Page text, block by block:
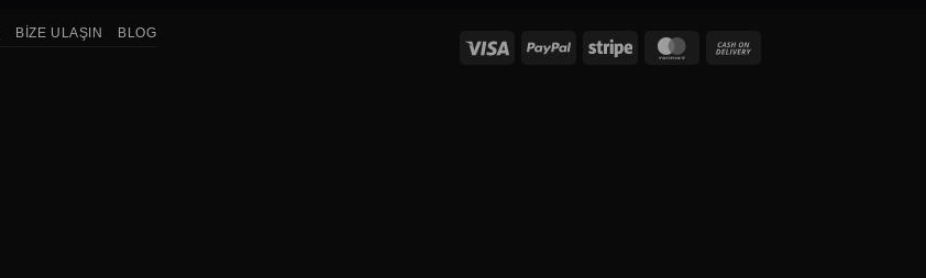
Visa PayPal Stripe MasterCard
BIZE ULAŞIN BLOG